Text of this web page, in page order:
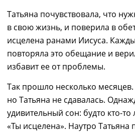
Татьяна почувствовала, что
в свою жизнь, и поверила в
исцелена ранами Иисуса.
повторяла это обещание и
избавитее от проблемы.
Так прошло несколько месяцев
но Татьяна не сдавалась.
удивительный сон: будто кто-то
«Ты исцелена». Наутро Татьяна